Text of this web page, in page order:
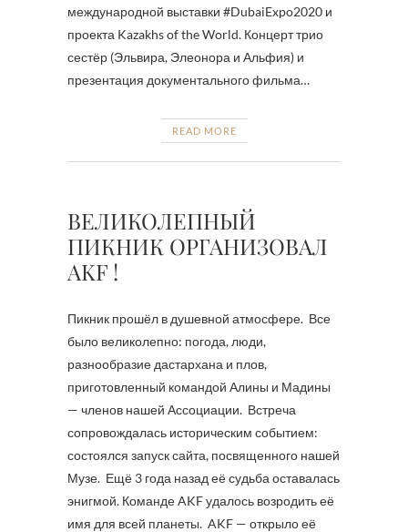
международной выставки #DubaiExpo2020 и
проекта Kazakhs of the World. Концерт трио
сестёр (Эльвира, Элеонора и Альфия) и
презентация документального фильма…
READ MORE
ВЕЛИКОЛЕПНЫЙ
ПИКНИК ОРГАНИЗОВАЛ
AKF !
Пикник прошёл в душевной атмосфере. Все
было великолепно: погода, люди,
разнообразие дастархана и плов,
приготовленный командой Алины и Мадины
— членов нашей Ассоциации. Встреча
сопровождалась историческим событием:
состоялся запуск сайта, посвященного нашей
Музе. Ещё 3 года назад её судьба оставалась
энигмой. Команде AKF удалось возродить её
имя для всей планеты. AKF — открыло её